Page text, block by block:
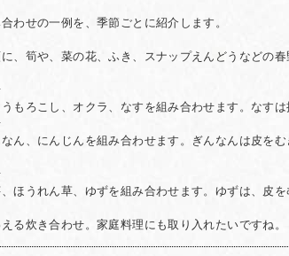
わせの一例を、季節ごとに紹介します。
、筍や、菜の花、ふき、スナップえんどうなどの
もろこし、オクラ、なすを組み合わせます。なすは
ん、にんじんを組み合わせます。ぎんなんは皮を
ほうれん草、ゆずを組み合わせます。ゆずは、皮
る炊き合わせ。家庭料理にも取り入れたいですね。